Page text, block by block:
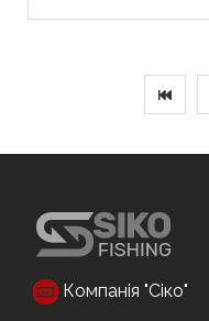
Компанія "Сіко"